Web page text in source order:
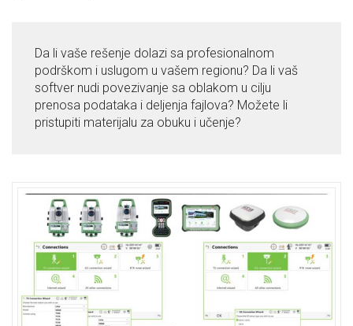
Da li vaše rešenje dolazi sa profesionalnom
podrškom i uslugom u vašem regionu? Da li vaš
softver nudi povezivanje sa oblakom u cilju
prenosa podataka i deljenja fajlova? Možete li
pristupiti materijalu za obuku i učenje?